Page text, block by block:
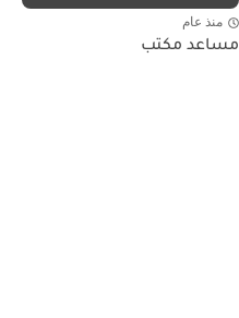
منذ عام
مساعد مكتب